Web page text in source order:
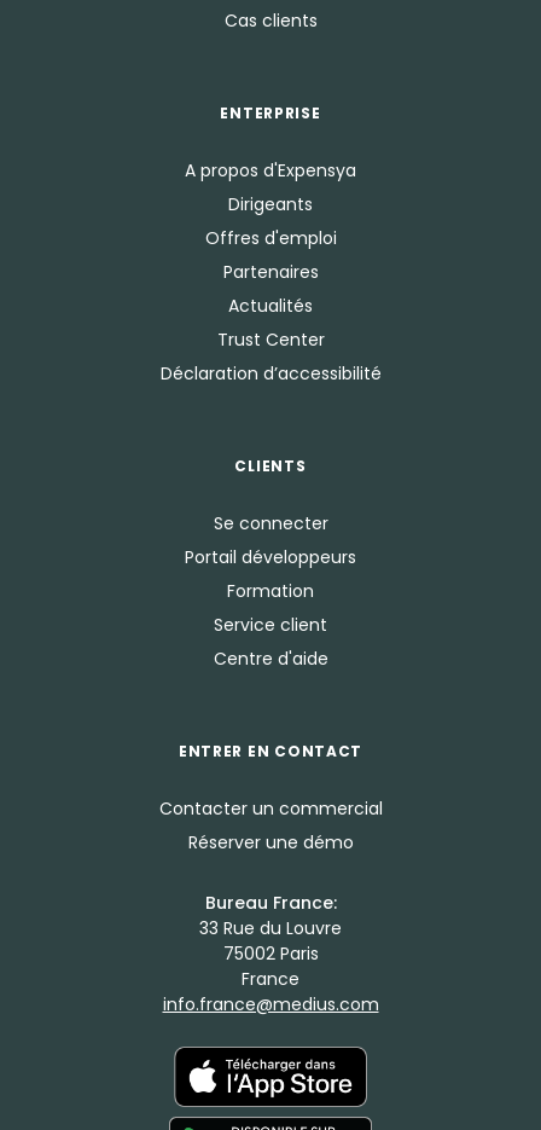
Cas clients
ENTERPRISE
A propos d'Expensya
Dirigeants
Offres d'emploi
Partenaires
Actualités
Trust Center
Déclaration d’accessibilité
CLIENTS
Se connecter
Portail développeurs
Formation
Service client
Centre d'aide
ENTRER EN CONTACT
Contacter un commercial
Réserver une démo
Bureau France:
33 Rue du Louvre
75002 Paris
France
info.france@medius.com